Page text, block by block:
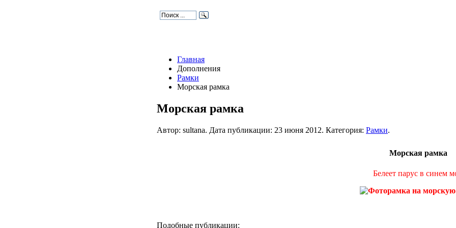
Главная
Дополнения
Рамки
Морская рамка
Морская рамка
Автор: sultana. Дата публикации: 23 июня 2012. Категория: Рамки.
Морская рамка
Белеет парус в синем
Подобные публикации: